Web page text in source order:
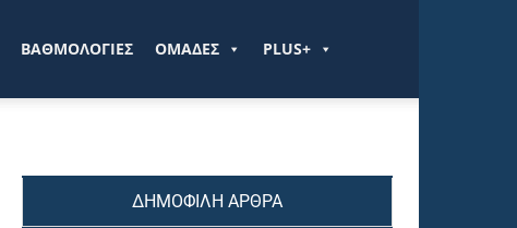
ΒΑΘΜΟΛΟΓΙΕΣ ΟΜΑΔΕΣ PLUS+
ΔΗΜΟΦΙΛΗ ΑΡΘΡΑ